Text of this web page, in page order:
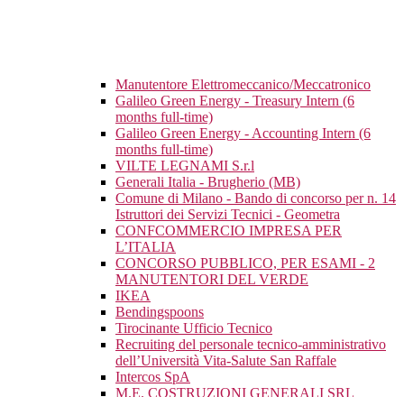
Manutentore Elettromeccanico/Meccatronico
Galileo Green Energy - Treasury Intern (6
months full-time)
Galileo Green Energy - Accounting Intern (6
months full-time)
VILTE LEGNAMI S.r.l
Generali Italia - Brugherio (MB)
Comune di Milano - Bando di concorso per n. 14
Istruttori dei Servizi Tecnici - Geometra
CONFCOMMERCIO IMPRESA PER
L’ITALIA
CONCORSO PUBBLICO, PER ESAMI - 2
MANUTENTORI DEL VERDE
IKEA
Bendingspoons
Tirocinante Ufficio Tecnico
Recruiting del personale tecnico-amministrativo
dell’Università Vita-Salute San Raffale
Intercos SpA
M.E. COSTRUZIONI GENERALI SRL